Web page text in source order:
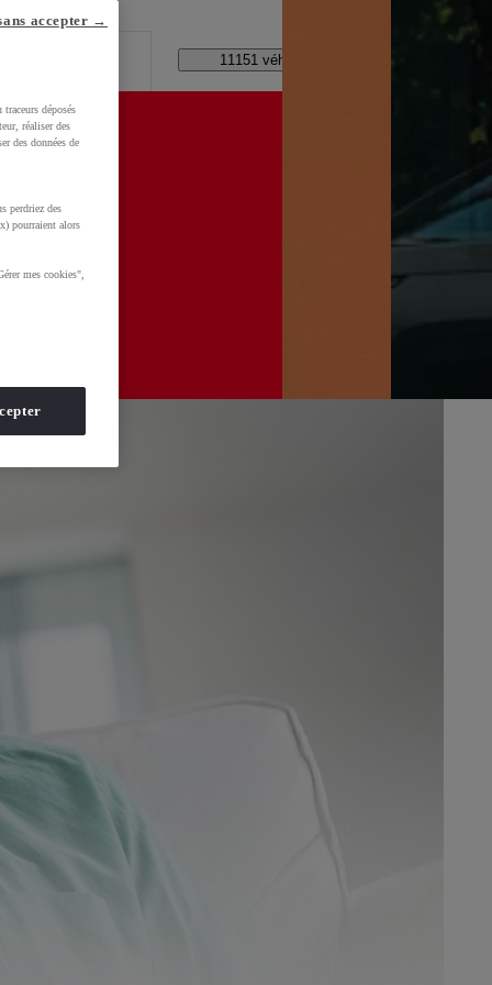
?
11151 véhicules disponibles
déposés
réaliser des
des données de
perdriez des
pourraient alors
mes cookies",
accepter →